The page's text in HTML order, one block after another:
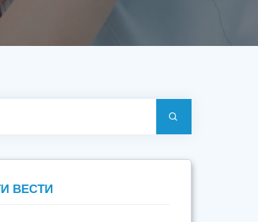
ВЕСТИ